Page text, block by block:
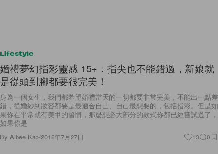
Lifestyle
婚禮夢幻指彩靈感 15+：指尖也不能錯過，新娘就
是從頭到腳都要很完美！
身為一個女生，我們都希望婚禮當天的一切都要非常完美，不能出一點差
錯，從婚紗到妝容都要是最適合自己、自己最想要的，包括指彩。但是如
果你在平常就有美甲的習慣，那麼想必大部分的款式你都已經嘗試過了，
如果你是
By Albee Kao/2018年7月27日 13 0